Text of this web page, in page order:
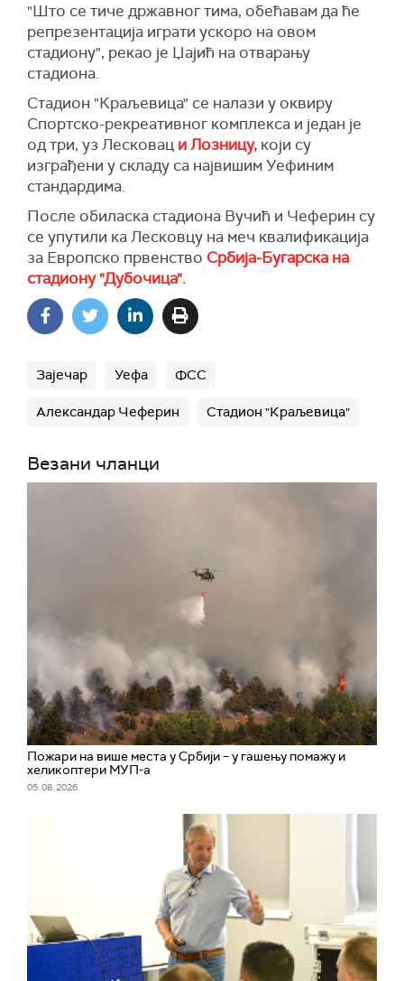
"Што се тиче државног тима, обећавам да ће
репрезентација играти ускоро на овом
стадиону", рекао је Џајић на отварању
стадиона.
Стадион "Краљевица" се налази у оквиру
Спортско-рекреативног комплекса и један је
од три, уз Лесковац и Лозницу, који су
изграђени у складу са највишим Уефиним
стандардима.
После обиласка стадиона Вучић и Чеферин су
се упутили ка Лесковцу на меч квалификација
за Европско првенство Србија-Бугарска на
стадиону "Дубочица".
Зајечар Уефа ФСС
Александар Чеферин Стадион "Краљевица"
Везани чланци
Пожари на више места у Србији – у гашењу помажу и
хеликоптери МУП-а
05. 08. 2026.